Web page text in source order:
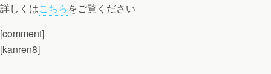
詳しくはこちらをご覧ください
[comment]
[kanren8]